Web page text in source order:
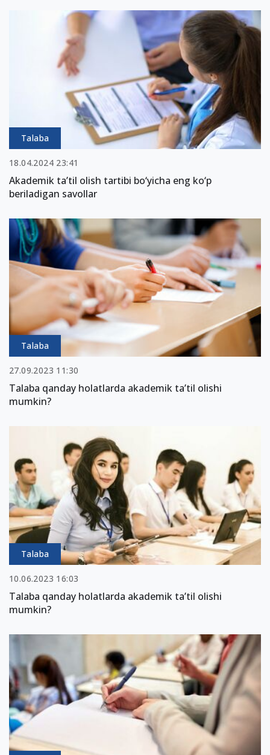
Talaba
18.04.2024 23:41
Akademik ta’til olish tartibi bo‘yicha eng ko‘p
beriladigan savollar
Talaba
27.09.2023 11:30
Talaba qanday holatlarda akademik taʼtil olishi
mumkin?
Talaba
10.06.2023 16:03
Talaba qanday holatlarda akademik taʼtil olishi
mumkin?